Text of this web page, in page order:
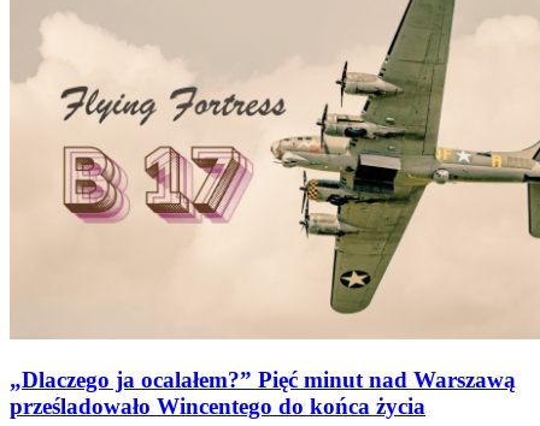
„Dlaczego ja ocalałem?” Pięć minut nad Warszawą
prześladowało Wincentego do końca życia